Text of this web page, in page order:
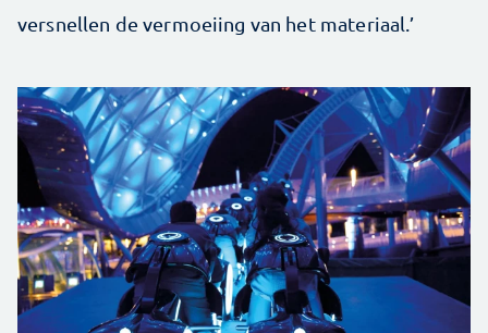
versnellen de vermoeiing van het materiaal.’